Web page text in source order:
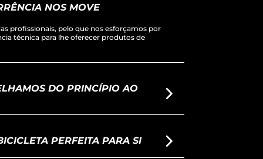
NOS MOVE
profissionais, pelo que nos esforçamos por
técnica para lhe oferecer produtos de
DO PRINCÍPIO AO
PERFEITA PARA SI